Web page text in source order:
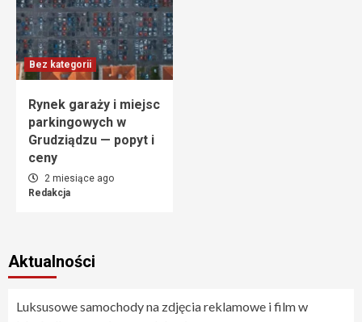
Bez kategorii
Rynek garaży i miejsc
parkingowych w
Grudziądzu — popyt i
ceny
2 miesiące ago
Redakcja
Aktualności
Luksusowe samochody na zdjęcia reklamowe i film w